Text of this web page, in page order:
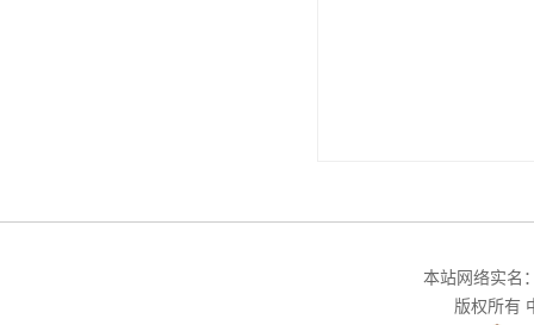
本站网络实名
版权所有